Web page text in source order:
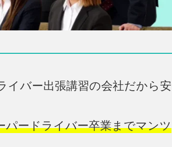
イバー出張講習の会社だから安
パードライバー卒業までマンツ